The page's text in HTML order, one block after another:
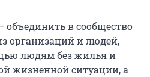
в сообщество
организаций и людей,
людям без жилья и
жизненной ситуации, а